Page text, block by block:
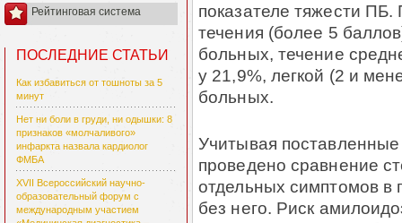
Рейтинговая система
ПОСЛЕДНИЕ СТАТЬИ
Как избавиться от тошноты за 5
минут
Нет ни боли в груди, ни одышки: 8
признаков «молчаливого»
инфаркта назвала кардиолог
ФМБА
XVII Всероссийский научно-
образовательный форум с
международным участием
показателе тяжести
течения (более 5
больных, течение
у 21,9%, легкой (2 и
больных.
Учитывая
проведено сравнение
отдельных симптомов в
без него. Риск